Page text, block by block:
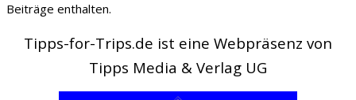
Beiträge enthalten.
Tipps-for-Trips.de ist eine Webpräsenz von
Tipps Media & Verlag UG